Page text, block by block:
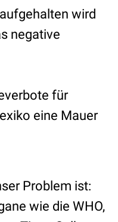
wird
negative
für
eine Mauer
Problem ist:
wie die WHO,